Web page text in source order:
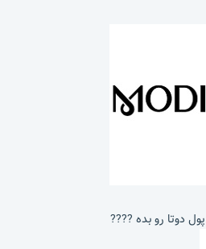
دوتا رو بده ????